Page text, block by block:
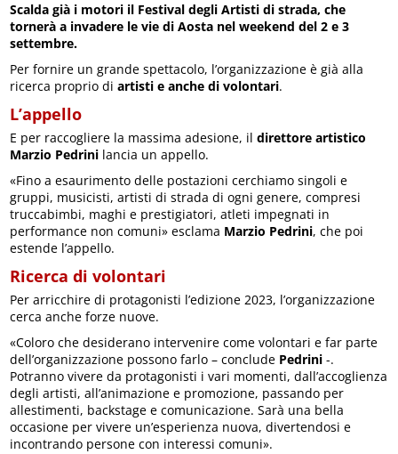
Scalda già i motori il Festival degli Artisti di strada, che
tornerà a invadere le vie di Aosta nel weekend del 2 e 3
settembre.
Per fornire un grande spettacolo, l’organizzazione è già alla
ricerca proprio diartisti e anche di volontari.
L’appello
E per raccogliere la massima adesione, ildirettore artistico
Marzio Pedrini lancia un appello.
«Fino a esaurimento delle postazioni cerchiamo singoli e
gruppi, musicisti, artisti di strada di ogni genere, compresi
truccabimbi, maghi e prestigiatori, atleti impegnati in
performance non comuni» esclama Marzio Pedrini, che poi
estende l’appello.
Ricerca di volontari
Per arricchire di protagonisti l’edizione 2023, l’organizzazione
cerca anche forze nuove.
«Coloro che desiderano intervenire come volontari e far parte
dell’organizzazione possono farlo – conclude Pedrini -.
Potranno vivere da protagonisti i vari momenti, dall’accoglienza
degli artisti, all’animazione e promozione, passando per
allestimenti, backstage e comunicazione. Sarà una bella
occasione per vivere un’esperienza nuova, divertendosi e
incontrando persone con interessi comuni».